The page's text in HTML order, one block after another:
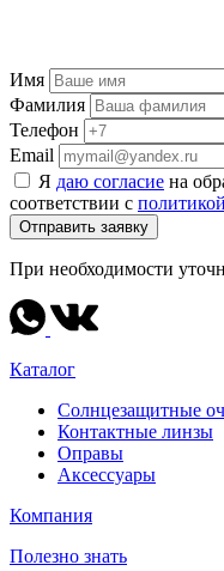
Имя
Фамилия
Телефон
Email
Я даю согласие на
соответствии с
Отправить заявку
При необходимости
Каталог
Солнцезащитные
Контактные линзы
Оправы
Аксессуары
Компания
Полезно знать